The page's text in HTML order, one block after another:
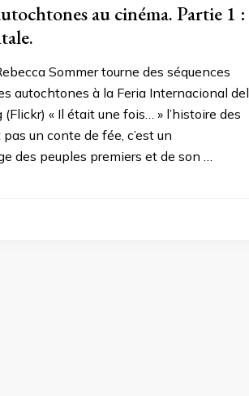
au cinéma. Partie 1 :
Sommer tourne des séquences
autochtones à la Feria Internacional del
« Il était une fois… » l’histoire des
un conte de fée, c’est un
des peuples premiers et de son …